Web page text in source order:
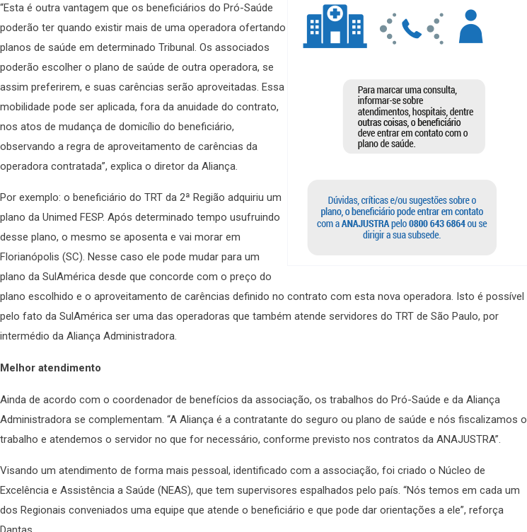
“Esta é outra vantagem que os beneficiários do Pró-Saúde
poderão ter quando existir mais de uma operadora ofertando
planos de saúde em determinado Tribunal. Os associados
poderão escolher o plano de saúde de outra operadora, se
assim preferirem, e suas carências serão aproveitadas. Essa
mobilidade pode ser aplicada, fora da anuidade do contrato,
nos atos de mudança de domicílio do beneficiário,
observando a regra de aproveitamento de carências da
operadora contratada”, explica o diretor da Aliança.
Por exemplo: o beneficiário do TRT da 2ª Região adquiriu um
plano da Unimed FESP. Após determinado tempo usufruindo
desse plano, o mesmo se aposenta e vai morar em
Florianópolis (SC). Nesse caso ele pode mudar para um
plano da SulAmérica desde que concorde com o preço do
plano escolhido e o aproveitamento de carências definido no contrato com esta nova operadora. Isto é possível
pelo fato da SulAmérica ser uma das operadoras que também atende servidores do TRT de São Paulo, por
intermédio da Aliança Administradora.
Melhor atendimento
Ainda de acordo com o coordenador de benefícios da associação, os trabalhos do Pró-Saúde e da Aliança
Administradora se complementam. “A Aliança é a contratante do seguro ou plano de saúde e nós fiscalizamos o
trabalho e atendemos o servidor no que for necessário, conforme previsto nos contratos da ANAJUSTRA”.
Visando um atendimento de forma mais pessoal, identificado com a associação, foi criado o Núcleo de
Excelência e Assistência a Saúde (NEAS), que tem supervisores espalhados pelo país. “Nós temos em cada um
dos Regionais conveniados uma equipe que atende o beneficiário e que pode dar orientações a ele”, reforça